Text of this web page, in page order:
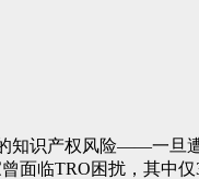
知识产权风险——一旦
面临TRO困扰，其中